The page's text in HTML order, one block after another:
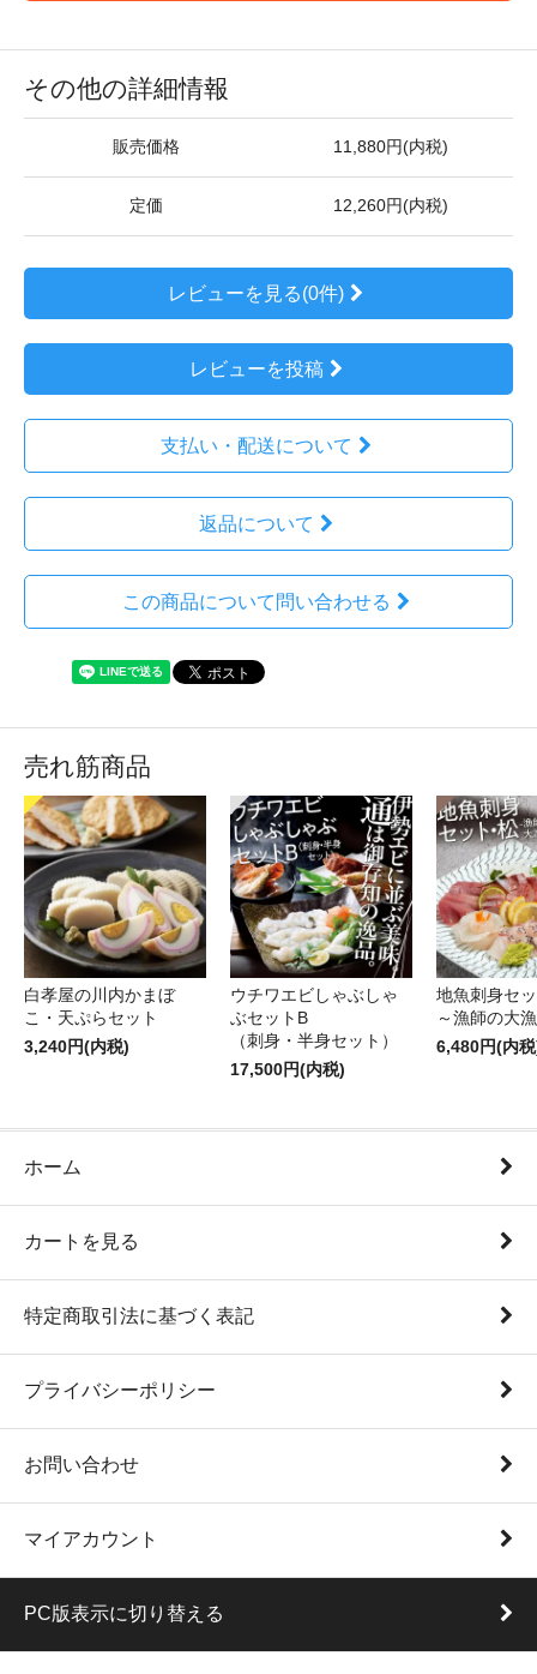
その他の詳細情報
販売価格 11,880円(内税)
定価 12,260円(内税)
レビューを見る(0件)
レビューを投稿
支払い・配送について
返品について
この商品について問い合わせる
売れ筋商品
白孝屋の川内かまぼ
こ・天ぷらセット
3,240円(内税)
ウチワエビしゃぶしゃ
ぶセットB
（刺身・半身セット）
17,500円(内税)
地魚刺身セ
～漁師の大
6,480円(内
ホーム
カートを見る
特定商取引法に基づく表記
プライバシーポリシー
お問い合わせ
マイアカウント
PC版表示に切り替える